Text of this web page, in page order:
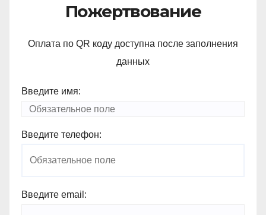
Пожертвование
Оплата по QR коду доступна после заполнения
данных
Введите имя:
Введите телефон:
Введите email: